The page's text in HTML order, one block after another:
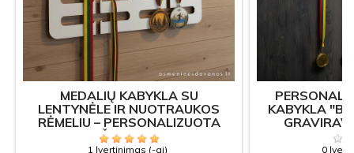
MEDALIŲ KABYKLA SU
LENTYNĖLE IR NUOTRAUKOS
RĖMELIU – PERSONALIZUOTA
ŽYGIAMS
1 Įvertinimas (-ai)
KABYKLA
0